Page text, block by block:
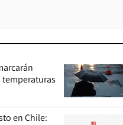
temperaturas
en Chile: